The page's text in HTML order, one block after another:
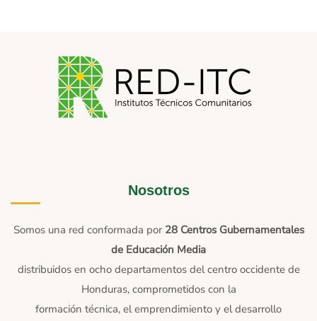
Nosotros
Somos una red conformada por 28 Centros Gubernamentales
de Educación Media
distribuidos en ocho departamentos del centro occidente de
Honduras, comprometidos con la
formación técnica, el emprendimiento y el desarrollo